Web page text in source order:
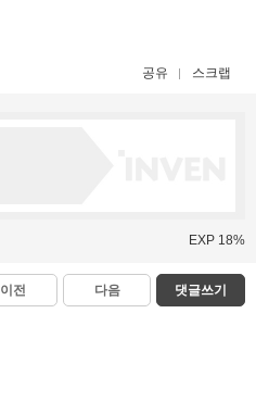
공유 스크랩
EXP 18%
이전 다음 댓글쓰기